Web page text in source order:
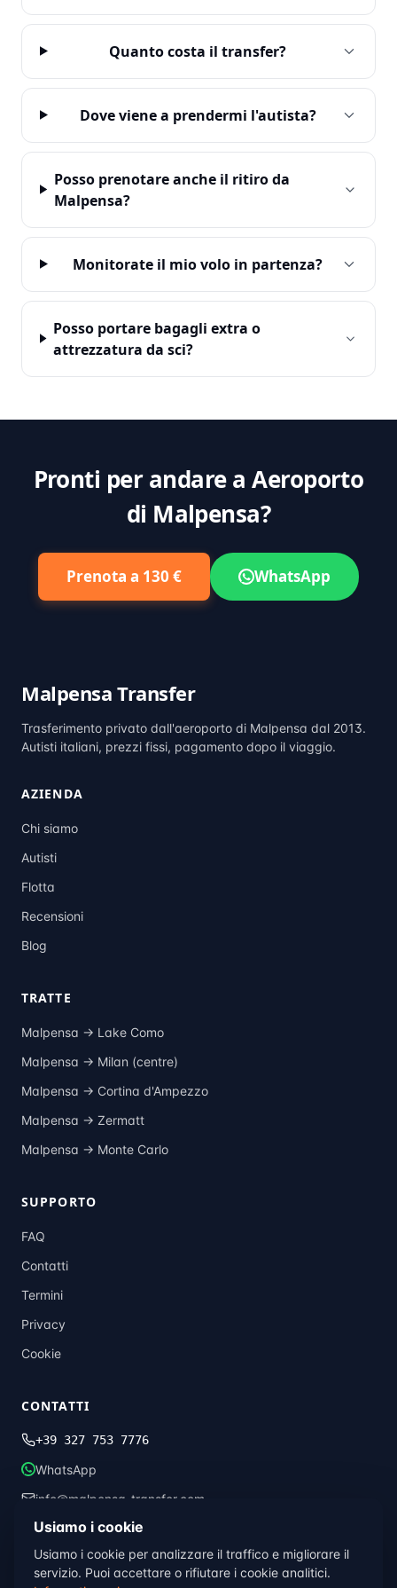
Quanto costa il transfer?
Dove viene a prendermi l'autista?
Posso prenotare anche il ritiro da
Malpensa?
Monitorate il mio volo in partenza?
Posso portare bagagli extra o
attrezzatura da sci?
Pronti per andare a Aeroporto
di Malpensa?
Prenota a 130 € WhatsApp
Malpensa Transfer
Trasferimento privato dall'aeroporto di Malpensa dal 2013.
Autisti italiani, prezzi fissi, pagamento dopo il viaggio.
AZIENDA
Chi siamo
Autisti
Flotta
Recensioni
Blog
TRATTE
Malpensa → Lake Como
Malpensa → Milan (centre)
Malpensa → Cortina d'Ampezzo
Malpensa → Zermatt
Malpensa → Monte Carlo
SUPPORTO
FAQ
Contatti
Termini
Privacy
Cookie
CONTATTI
+39 327 753 7776
WhatsApp
info@malpensa-transfer.com
© 2013–2026 Malpensa Transfer · Global Transfer Italia ·Milano, Italia
Termini
Privacy Cookie
Usiamo i cookie
Usiamo i cookie per analizzare il traffico e migliorare il
servizio. Puoi accettare o rifiutare i cookie analitici.